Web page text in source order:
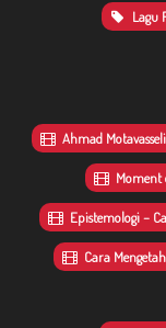
Lagu
Ahmad
Moment
Epistemologi –
Cara